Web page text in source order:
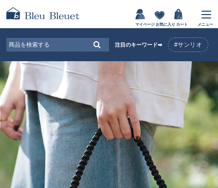
マイページ お気に入り カート メニュー
注目のキーワード➡ #サンリオ